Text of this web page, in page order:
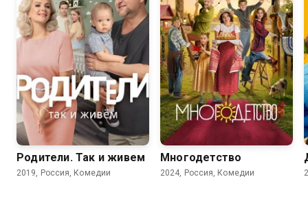
7.1 8.3
Родители. Так и живем
2019, Россия, Комедии
8.1 6.9
Многодетство
2024, Россия, Комедии